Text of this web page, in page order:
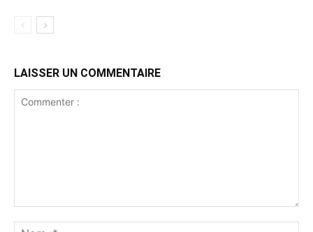
LAISSER UN COMMENTAIRE